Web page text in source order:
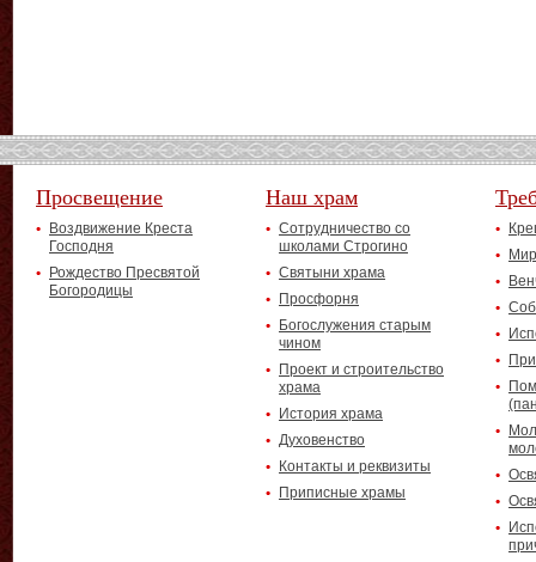
Просвещение
Воздвижение Креста
Господня
Рождество Пресвятой
Богородицы
Наш храм
Сотрудничество со
школами Строгино
Святыни храма
Просфорня
Богослужения старым
чином
Проект и строительство
храма
История храма
Духовенство
Контакты и реквизиты
Приписные храмы